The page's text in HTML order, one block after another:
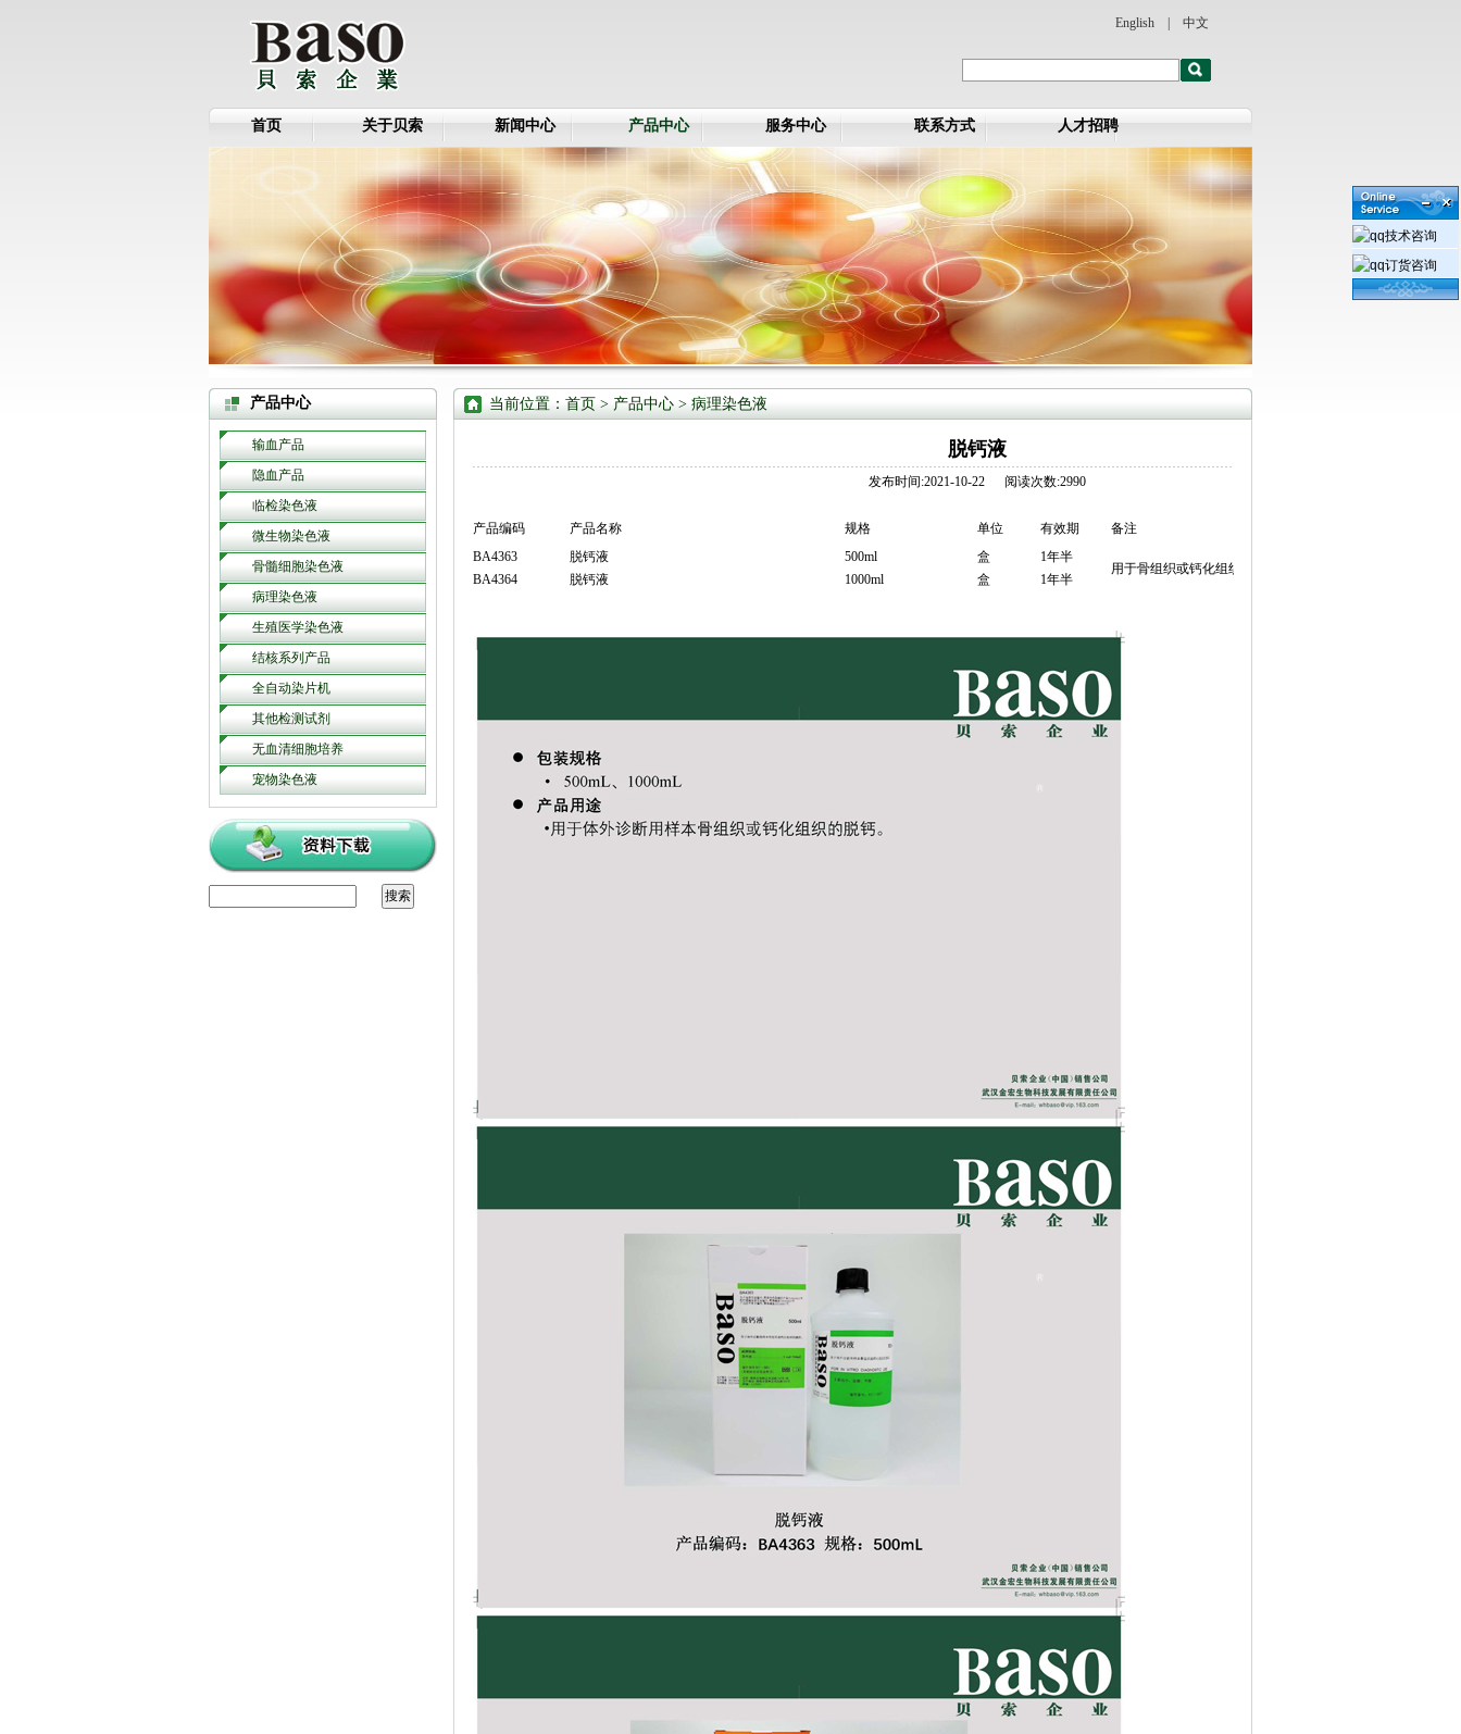
English 中文
首页 关于贝索 新闻中心 产品中心 服务中心 联系方式 人才招聘
产品中心
输血产品
隐血产品
临检染色液
微生物染色液
骨髓细胞染色液
病理染色液
生殖医学染色液
结核系列产品
全自动染片机
其他检测试剂
无血清细胞培养
宠物染色液
当前位置： 首页 > 产品中心 > 病理染色液
脱钙液
发布时间:2021-10-22 阅读次数:2990
产品编码 产品名称 规格 单位 有效期
备注
BA4363
脱钙液 500ml 盒 1年半
用于骨组织或钙化组织脱钙
BA4364 脱钙液 1000ml 盒 1年半
技术咨询
订货咨询